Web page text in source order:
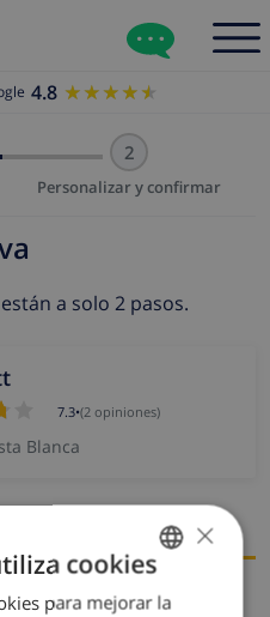
4.8 ★★★★★
★★★★★
2
Personalizar y confirmar
a solo 2 pasos.
7.3•(2 opiniones)
Blanca
ENGLISH
×
cookies
para mejorar la